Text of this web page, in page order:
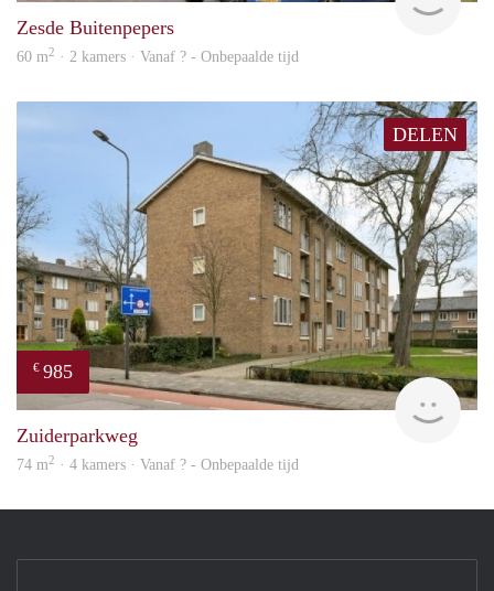
Zesde Buitenpepers
60 m2 · 2 kamers · Vanaf ? - Onbepaalde tijd
DELEN
€ 985
Zuiderparkweg
74 m2 · 4 kamers · Vanaf ? - Onbepaalde tijd